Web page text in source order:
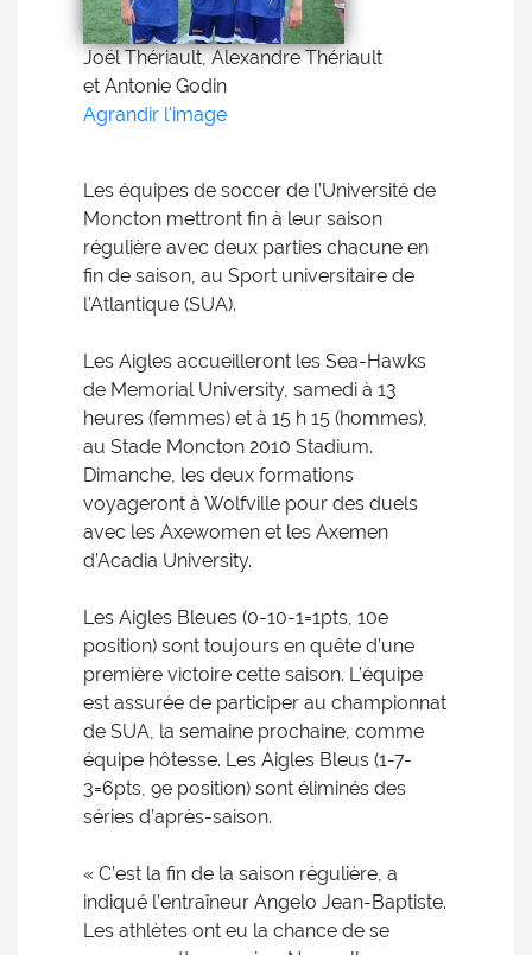
Joël Thériault, Alexandre Thériault
et Antonie Godin
Agrandir l'image
Les équipes de soccer de l’Université de
Moncton mettront fin à leur saison
régulière avec deux parties chacune en
fin de saison, au Sport universitaire de
l’Atlantique (SUA).
Les Aigles accueilleront les Sea-Hawks
de Memorial University, samedi à 13
heures (femmes) et à 15 h 15 (hommes),
au Stade Moncton 2010 Stadium.
Dimanche, les deux formations
voyageront à Wolfville pour des duels
avec les Axewomen et les Axemen
d’Acadia University.
Les Aigles Bleues (0-10-1=1pts, 10e
position) sont toujours en quête d’une
première victoire cette saison. L’équipe
est assurée de participer au championnat
de SUA, la semaine prochaine, comme
équipe hôtesse. Les Aigles Bleus (1-7-
3=6pts, 9e position) sont éliminés des
séries d’après-saison.
« C’est la fin de la saison régulière, a
indiqué l’entraîneur Angelo Jean-Baptiste.
Les athlètes ont eu la chance de se